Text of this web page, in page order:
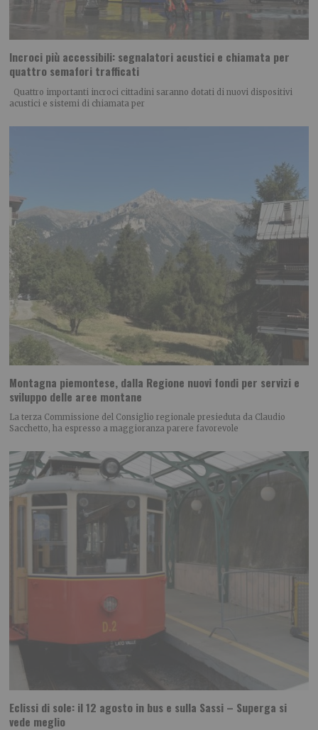
Incroci più accessibili: segnalatori acustici e chiamata per
quattro semafori trafficati
Quattro importanti incroci cittadini saranno dotati di nuovi dispositivi
acustici e sistemi di chiamata per
Montagna piemontese, dalla Regione nuovi fondi per servizi e
sviluppo delle aree montane
La terza Commissione del Consiglio regionale presieduta da Claudio
Sacchetto, ha espresso a maggioranza parere favorevole
Eclissi di sole: il 12 agosto in bus e sulla Sassi – Superga si
vede meglio